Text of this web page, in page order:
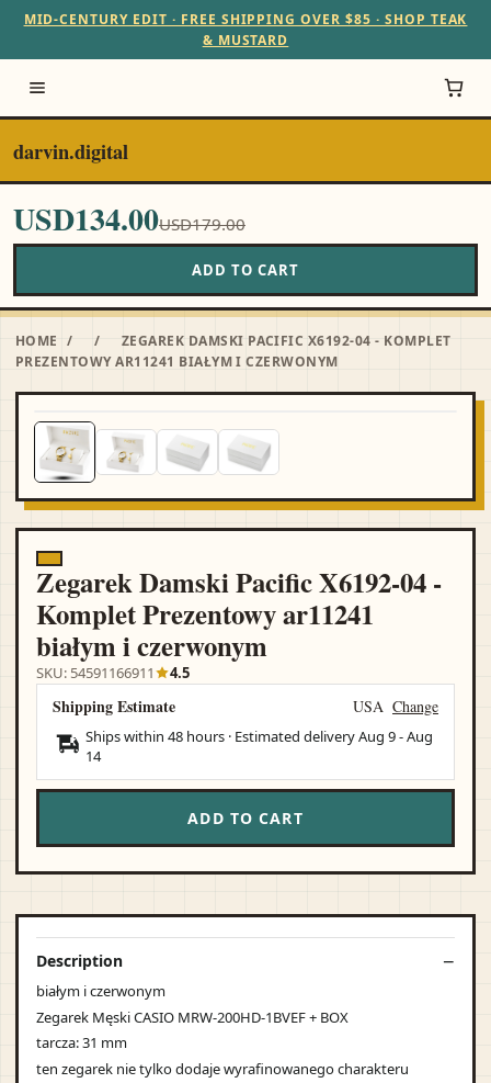
MID-CENTURY EDIT · FREE SHIPPING OVER $85 · SHOP TEAK
& MUSTARD
darvin.digital
USD134.00USD179.00
ADD TO CART
HOME / /
ZEGAREK DAMSKI PACIFIC X6192-04 - KOMPLET
PREZENTOWY AR11241 BIAŁYM I CZERWONYM
Zegarek Damski Pacific X6192-04 -
Komplet Prezentowy ar11241
białym i czerwonym
SKU: 54591166911 4.5
Shipping Estimate USA Change
Ships within 48 hours · Estimated deliveryAug 9-Aug
14
ADD TO CART
Description
białym i czerwonym
Zegarek Męski CASIO MRW-200HD-1BVEF + BOX
tarcza: 31 mm
ten zegarek nie tylko dodaje wyrafinowanego charakteru